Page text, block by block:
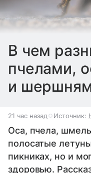
В чем
пчелами,
и
21 час назад Источник:
Оса, пчела,
полосатые
пикниках, но и
здоровью.